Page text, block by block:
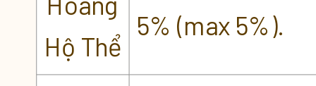
Hộ Thể
5% (max 5%).